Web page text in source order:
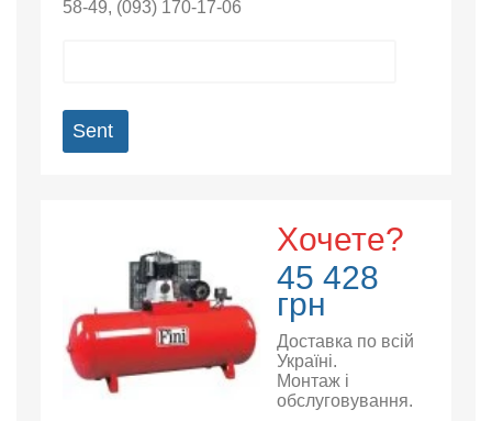
58-49, (093) 170-17-06
Sent
Хочете?
45 428
грн
Доставка по всій
Україні.
Монтаж і
обслуговування.